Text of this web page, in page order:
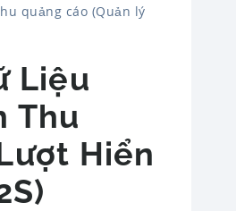
quảng cáo (Quản lý
Liệu
Thu
Hiển